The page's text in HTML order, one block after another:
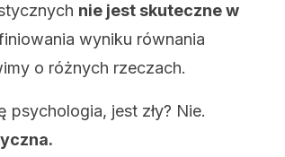
nie jest skuteczne w
wyniku równania
o różnych rzeczach.
psychologia, jest zły? Nie.